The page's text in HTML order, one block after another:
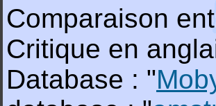
Comparaison
Critique en
Database : "